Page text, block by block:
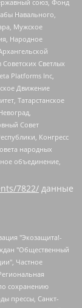
союз, Фонд
Навального,
Мужское
Народное
Светлых
Platforms Inc,
Движение
Татарстанское
Совет
Конгресс
народных
объединение,
7822/ данные
3, 53113 Bonn), Борзунова Мария Михайловна, Воробьев Виктор Викторович, Голубева Анна Львовна, Константинова Алла Михайловна, Малкова Ирина Владимировна, Мурадов Мурад Абдулгалимович, Осетинская Елизавета Николаевна, Понасенков Евгений Николаевич, Ганапольский Матвей Юрьевич, Киселев Евгений Алексеевич, Борухович Ирина Григорьевна, Дремин Иван Тимофеевич, Дубровский Дмитрий Викторович, Красноярская региональная общественная организация поддержки и развития альтернативных образовательных технологий и межкультурных коммуникаций "ИНТЕРРА", Маяковская Екатерина Алексеевна, Фейгин Марк Захарович, Филимонов Андрей Викторович, Дзугкоева Регина Николаевна, Доброхотов Роман Александрович, Дудь Юрий Александрович, Елкин Сергей Владимирович, Кругликов Кирилл Игоревич, Сабунаева Мария Леонидовна, Семенов Алексей Владимирович, Шаинян Карен Багратович, Шульман Екатерина Михайловна, Асафьев Артур Валерьевич, Вахштайн Виктор Семенович, Венедиктов Алексей Алексеевич, Лушникова Екатерина Евгеньевна, Волков Леонид Михайлович, Невзоров Александр Глебович, Пархоменко Сергей Борисович, Сироткин Ярослав Николаевич, Кара-Мурза Владимир Владимирович, Баранова Наталья Владимировна, Гозман Леонид Яковлевич, Кагарлицкий Борис Юльевич, Климарев Михаил Валерьевич, Милов Владимир Станиславович, Автономная некоммерческая организация Краснодарский центр современного искусства "Типография", Моргенштерн Алишер Тагирович, Соболь Любовь Эдуардовна, Общество с ограниченной ответственностью "ЛИЗА НОРМ", Каспаров Гарри Кимович, Ходорковский Михаил Борисович, Общество с ограниченной ответственностью "Апрельские тезисы", Данилович Ирина Брониславовна, Кашин Олег Владимирович, Петров Николай Владимирович, Пивоваров Алексей Владимирович, Соколов Михаил Владимирович, Цветкова Юлия Владимировна, Чичваркин Евгений Александрович, Комитет против пыток/Команда против пыток, Общество с ограниченной ответственностью "Первый научный", Общество с ограниченной ответственностью "Вертолет и ко", Белоцерковская Вероника Борисовна, Кац Максим Евгеньевич, Лазарева Татьяна Юрьевна, Шаведдинов Руслан Табризович, Яшин Илья Валерьевич, Общество с ограниченной ответственностью "Иноагент ААВ", Алешковский Дмитрий Петрович, Альбац Евгения Марковна, Быков Дмитрий Львович, Галямина Юлия Евгеньевна, Лойко Сергей Леонидович, Мартынов Кирилл Константинович, Медведев Сергей Александрович, Крашенинников Федор Геннадиевич, Гордеева Катерина Вл